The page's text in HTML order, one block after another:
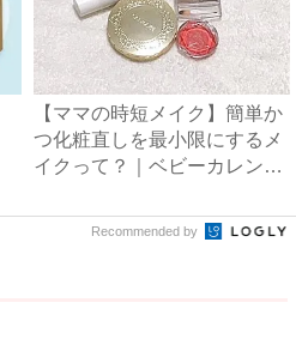
【ママの時短メイク】簡単か
つ化粧直しを最小限にするメ
イクって？｜ベビーカレンダ
Recommended by